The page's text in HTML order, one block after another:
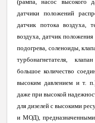
(рампа, насос высокого
датчики положений
датчик потока воздуха,
воздуха, датчик
подогрева, соленоиды,
турбонагнетателя,
большое количество
высоким давлением и т.
даже при высокой
для дизелей с высокими
и МОД),